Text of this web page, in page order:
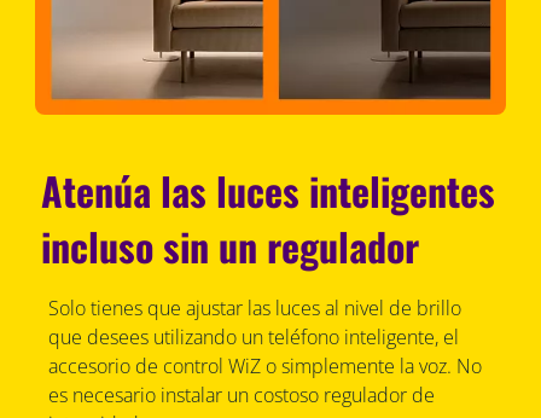
Atenúa las luces inteligentes
incluso sin un regulador
Solo tienes que ajustar las luces al nivel de brillo
que desees utilizando un teléfono inteligente, el
accesorio de control WiZ o simplemente la voz. No
es necesario instalar un costoso regulador de